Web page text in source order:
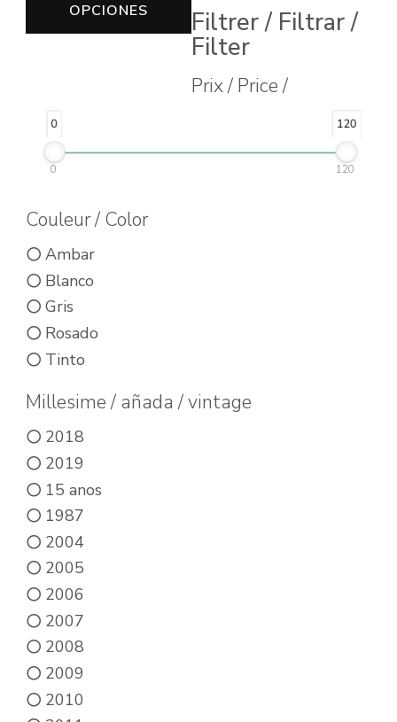
OPCIONES
tiene
múltiples
variantes.
tiene
variantes.
opciones
Filtrer / Filtrar /
Filter
Prix / Price /
0 120
0 120
Couleur / Color
Ambar
Blanco
Gris
Rosado
Tinto
Millesime / añada / vintage
2018
2019
15 anos
1987
2004
2005
2006
2007
2008
2009
2010